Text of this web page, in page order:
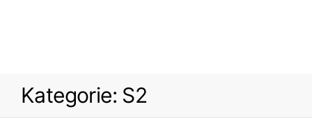
Kategorie: S2